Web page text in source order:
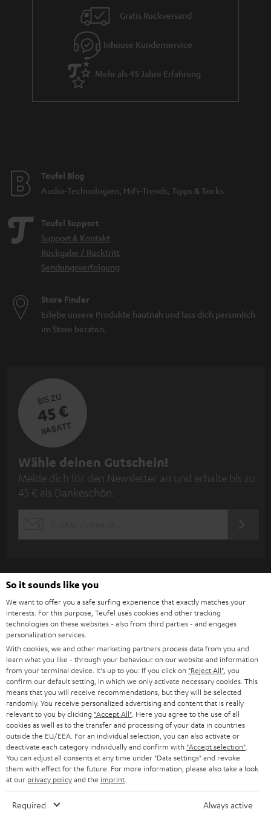
Gratis Rückversand
Inhouse Kundenservice
Mehr als 45 Jahre Erfahrung
Teufel Blog
Audio-Technologien, HiFi-Trends, Tipps & Tricks
Teufel Support
Support & Kontakt
Rückgabe / Rücktritt
Sendungsverfolgung
Store Finder
Erlebe unsere Produkte hautnah und lass dich persönlich
im Store beraten.
BIS ZU
45 €
RABATT
N
e
w
t
t
e
r
a
n
m
e
l
d
u
n
g
Wähle deinen Gutschein!
Melde dich für den Newsletter an und erhalte bis zu
45 € als Dankeschön.
Kategorien
HEIMKINO
HEIMKINO-KOMPLETTANLAGEN
SOUNDBARS
STEREO
SMART HOME
Unternehmen
SUPPORT
KARRIERE
PRESSE & MARKETING
GESCHÄFTSKUNDEN
Teufel Onlineshops
DEUTSCHLAND
ÖSTERREICH
So it sounds like you
We want to offer you a safe surfing experience that exactly matches your
interests. For this purpose, Teufel uses cookies and other tracking
technologies on these websites - also from third parties - and engages
personalization services.
With cookies, we and other marketing partners process data from you and
learn what you like - through your behaviour on our website and information
from your terminal device. It's up to you: If you click on "Reject All" , you
confirm our default setting, in which we only activate necessary cookies. This
means that you will receive recommendations, but they will be selected
randomly. You receive personalized advertising and content that is really
relevant to you by clicking "Accept All" . Here you agree to the use of all
cookies as well as to the transfer and processing of your data in countries
outside the EU/EEA. For an individual selection, you can also activate or
deactivate each category individually and confirm with "Accept selection"
You can adjust all consents at any time under "Data settings" and revoke
them with effect for the future. For more information, please also take a look
at our privacy policyand the imprint
Required Always active